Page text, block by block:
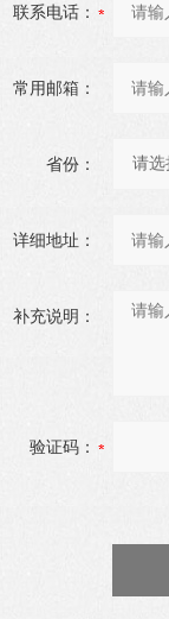
联系电话：
常用邮箱：
省份：
详细地址：
补充说明：
验证码：